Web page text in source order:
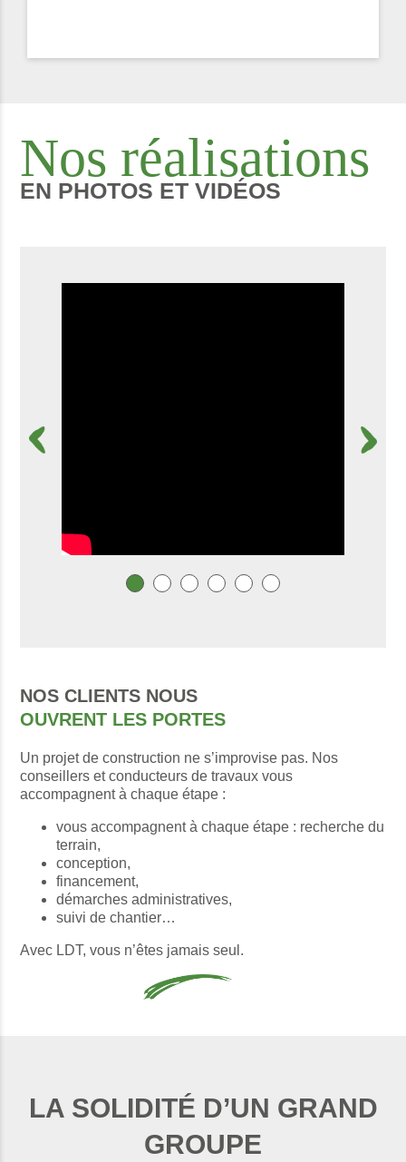
Nos réalisations
EN PHOTOS ET VIDÉOS
NOS CLIENTS NOUS
OUVRENT LES PORTES
Un projet de construction ne s’improvise pas. Nos
conseillers et conducteurs de travaux vous
accompagnent à chaque étape :
vous accompagnent à chaque étape : recherche du
terrain,
conception,
financement,
démarches administratives,
suivi de chantier…
Avec LDT, vous n’êtes jamais seul.
LA SOLIDITÉ D’UN GRAND
GROUPE